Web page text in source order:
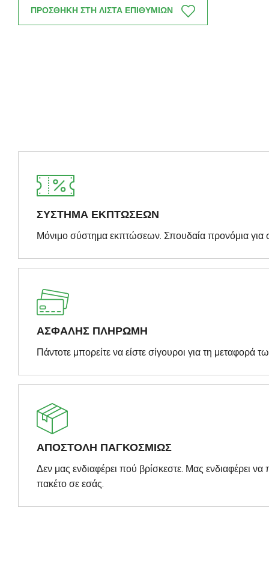
ΠΡΟΣΘΗΚΗ ΣΤΗ ΛΙΣΤΑ ΕΠΙΘΥΜΙΩΝ
ΣΥΣΤΗΜΑ ΕΚΠΤΩΣΕΩΝ
Μόνιμο σύστημα εκπτώσεων. Σπουδαία προνόμια για
ΑΣΦΑΛΗΣ ΠΛΗΡΩΜΗ
Πάντοτε μπορείτε να είστε σίγουροι για τη μεταφορά
ΑΠΟΣΤΟΛΗ ΠΑΓΚΟΣΜΙΩΣ
Δεν μας ενδιαφέρει πού βρίσκεστε. Μας ενδιαφέρει
πακέτο σε εσάς.